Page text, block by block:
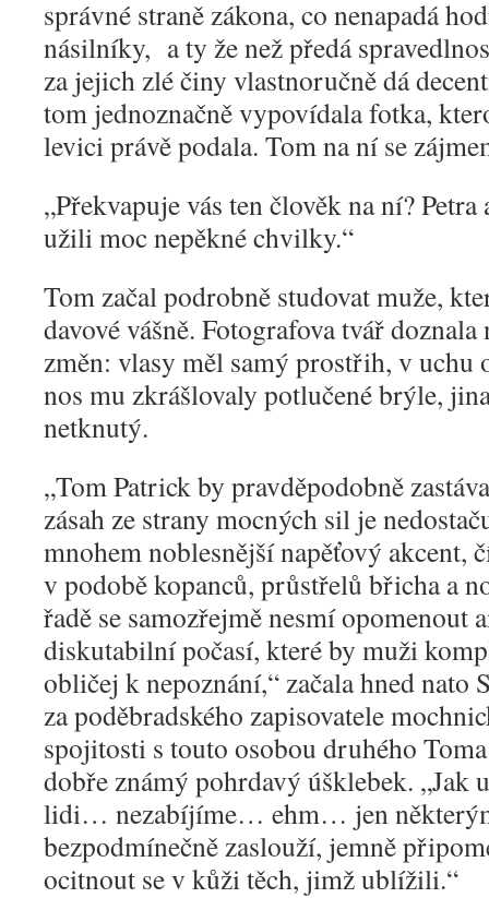
správné straně zákona, co nenapadá
násilníky, a ty že než předá
za jejich zlé činy vlastnoručně dá
tom jednoznačně vypovídala fotka,
levici právě podala. Tom na ní se
„Překvapuje vás ten člověk na ní?
užili moc nepěkné chvilky.“
Tom začal podrobně studovat muže,
davové vášně. Fotografova tvář
změn: vlasy měl samý prostřih, v uchu
nos mu zkrášlovaly potlučené brýle,
netknutý.
„Tom Patrick by pravděpodobně
zásah ze strany mocných sil je
mnohem noblesnější napěťový
v podobě kopanců, průstřelů břicha a
řadě se samozřejmě nesmí opomenout
diskutabilní počasí, které by muži
obličej k nepoznání,“ začala hned nato
za poděbradského zapisovatele
spojitosti s touto osobou druhého
dobře známý pohrdavý úšklebek. „Jak
lidi… nezabíjíme… ehm… jen
bezpodmínečně zaslouží, jemně
ocitnout se v kůži těch, jimž ublížili.“